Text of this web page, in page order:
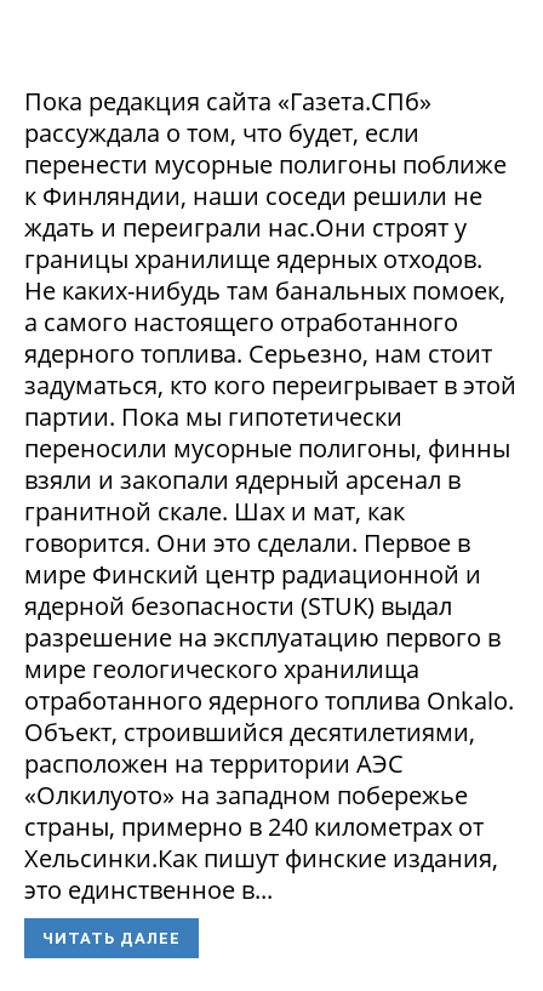
Пока редакция сайта «Газета.СПб»
рассуждала о том, что будет, если
перенести мусорные полигоны поближе
к Финляндии, наши соседи решили не
ждать и переиграли нас.Они строят у
границы хранилище ядерных отходов.
Не каких-нибудь там банальных помоек,
а самого настоящего отработанного
ядерного топлива. Серьезно, нам стоит
задуматься, кто кого переигрывает в этой
партии. Пока мы гипотетически
переносили мусорные полигоны, финны
взяли и закопали ядерный арсенал в
гранитной скале. Шах и мат, как
говорится. Они это сделали. Первое в
мире Финский центр радиационной и
ядерной безопасности (STUK) выдал
разрешение на эксплуатацию первого в
мире геологического хранилища
отработанного ядерного топлива Onkalo.
Объект, строившийся десятилетиями,
расположен на территории АЭС
«Олкилуото» на западном побережье
страны, примерно в 240 километрах от
Хельсинки.Как пишут финские издания,
это единственное в...
ЧИТАТЬ ДАЛЕЕ